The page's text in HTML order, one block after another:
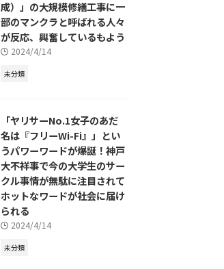
成）」の大規模修繕工事に一
部のマンクラと呼ばれる人々
が反応、興奮しているもよう
2024/4/14
未分類
「ヤリサーNo.1女子のあだ
名は『フリーWi-Fi』」とい
うパワーワードが爆誕！神戸
大不祥事で今の大学生のサー
クル事情が無駄に注目されて
ホットなワードが社会に届け
られる
2024/4/14
未分類